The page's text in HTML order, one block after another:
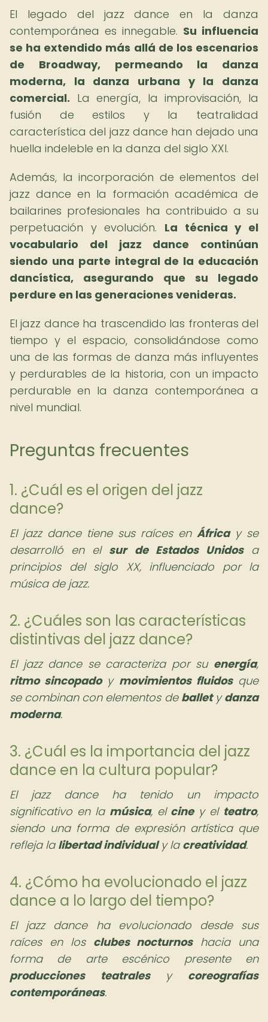
El legado del jazz dance en la danza
contemporánea es innegable. Su influencia
se ha extendido más allá de los escenarios
de Broadway, permeando la danza
moderna, la danza urbana y la danza
comercial. La energía, la improvisación, la
fusión de estilos y la teatralidad
característica del jazz dance han dejado una
huella indeleble en la danza del siglo XXI.
Además, la incorporación de elementos del
jazz dance en la formación académica de
bailarines profesionales ha contribuido a su
perpetuación y evolución. La técnica y el
vocabulario del jazz dance continúan
siendo una parte integral de la educación
dancística, asegurando que su legado
perdure en las generaciones venideras.
El jazz dance ha trascendido las fronteras del
tiempo y el espacio, consolidándose como
una de las formas de danza más influyentes
y perdurables de la historia, con un impacto
perdurable en la danza contemporánea a
nivel mundial.
Preguntas frecuentes
1. ¿Cuál es el origen del jazz
dance?
El jazz dance tiene sus raíces en Áfricay se
desarrolló en el sur de Estados Unidosa
principios del siglo XX, influenciado por la
música de jazz.
2. ¿Cuáles son las características
distintivas del jazz dance?
El jazz dance se caracteriza por su energía,
ritmo sincopadoy movimientos fluidosque
se combinan con elementos de balletydanza
moderna.
3. ¿Cuál es la importancia del jazz
dance en la cultura popular?
El jazz dance ha tenido un impacto
significativo en la música, el ciney el teatro,
siendo una forma de expresión artística que
refleja la libertad individualy la creatividad.
4. ¿Cómo ha evolucionado el jazz
dance a lo largo del tiempo?
El jazz dance ha evolucionado desde sus
raíces en los clubes nocturnoshacia una
forma de arte escénico presente en
producciones teatralesy coreografías
contemporáneas.